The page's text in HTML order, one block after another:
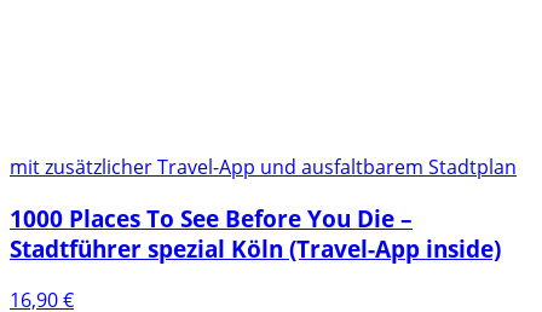
mit zusätzlicher Travel-App und ausfaltbarem Stadtplan
1000 Places To See Before You Die –
Stadtführer spezial Köln (Travel-App inside)
16,90€